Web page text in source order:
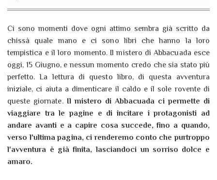
Ci sono momenti dove ogni attimo sembra già scritto da
chissà quale mano e ci sono libri che hanno la loro
tempistica e il loro momento. Il mistero di Abbacuada esce
oggi, 15 Giugno, e nessun momento credo che sia stato più
perfetto. La lettura di questo libro, di questa avventura
iniziale, ci aiuta a dimenticare il caldo e il sole rovente di
queste giornate.Il mistero di Abbacuada ci permette di
viaggiare tra le pagine e di incitare i protagonisti ad
andare avanti e a capire cosa succede, fino a quando,
verso l'ultima pagina, ci renderemo conto che purtroppo
l'avventura è già finita, lasciandoci un sorriso dolce e
amaro.